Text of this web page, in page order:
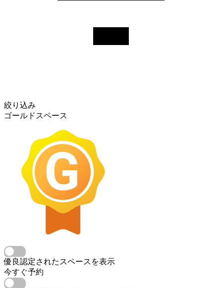
絞り込み
ゴールドスペース
優良認定されたスペースを表示
今すぐ予約